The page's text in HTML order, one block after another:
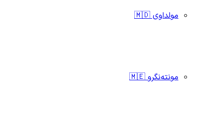
مولداوی 🇲🇩
مونته‌نگرو 🇲🇪